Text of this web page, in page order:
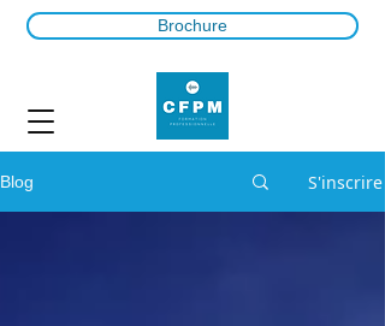
Brochure
Blog S'inscrire